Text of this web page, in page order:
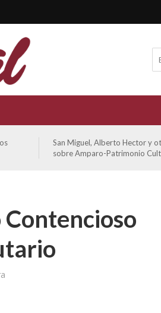
San Miguel, Alberto Hector y
sobre Amparo-Patrimonio
Contencioso